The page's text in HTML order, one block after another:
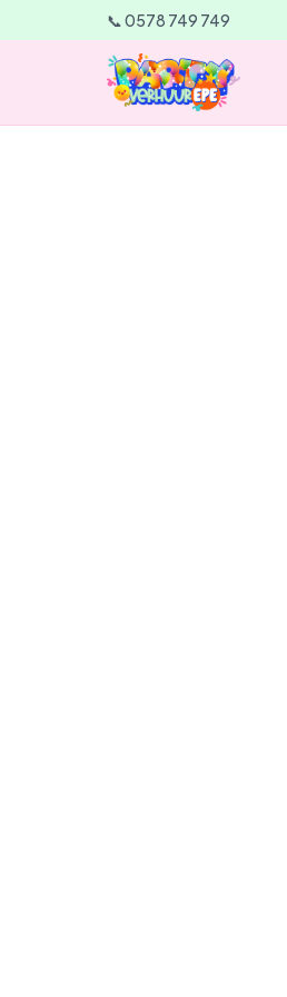
📞 0578 749 749